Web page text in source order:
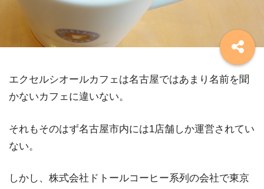
エクセルシオールカフェは名古屋ではあまり名前を聞
かないカフェに違いない。
それもそのはず名古屋市内には1店舗しか運営されてい
ない。
しかし、株式会社ドトールコーヒー系列の会社で東京